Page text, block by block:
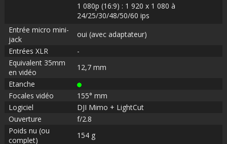
1 080p (16:9) : 1 920 x 1 080 à
24/25/30/48/50/60 ips
Entrée micro mini-
jack
oui (avec adaptateur)
Entrées XLR
-
Equivalent 35mm
en vidéo
12,7 mm
Etanche
Focales vidéo
155° mm
Logiciel
DJI Mimo + LightCut
Ouverture
f/2.8
Poids nu (ou
complet)
154 g